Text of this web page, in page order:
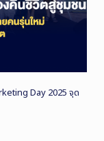
Day 2025 จุด